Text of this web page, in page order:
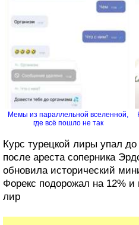
Мемы из параллельной вселенной,
где всё пошло не так
Курс турецкой лиры упал
после ареста соперника
обновила исторический
Форекс подорожал на 12%
лир